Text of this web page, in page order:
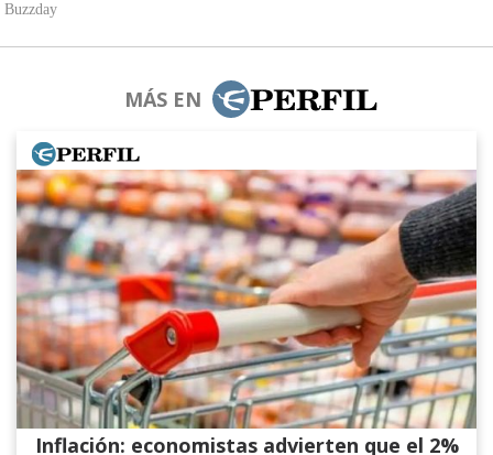
MÁS EN
Inflación: economistas advierten que el 2%